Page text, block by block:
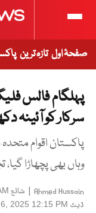
صفحۂ اول تازہ ترین
پہلگام فالس
سرکار کو آئینہ
پاکستان اقوام
وہاں بھی پچھاڑا گیا،
Ahmed Hussain
| شائع
ڈیٹ 2025 12:15 PM